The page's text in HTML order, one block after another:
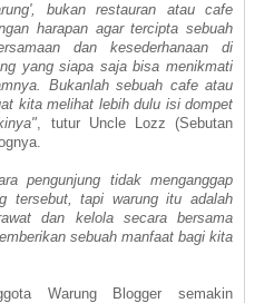
bukan restauran atau cafe
harapan agar tercipta sebuah
dan kesederhanaan di
yang siapa saja bisa menikmati
Bukanlah sebuah cafe atau
kita melihat lebih dulu isi dompet
, tutur Uncle Lozz (Sebutan
pengunjung tidak menganggap
tersebut, tapi warung itu adalah
dan kelola secara bersama
sebuah manfaat bagi kita
Warung Blogger semakin